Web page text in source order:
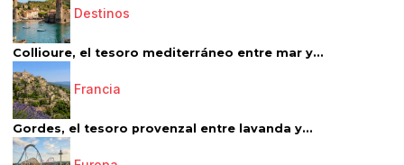
Destinos
Collioure, el tesoro mediterráneo entre mar y...
Francia
Gordes, el tesoro provenzal entre lavanda y...